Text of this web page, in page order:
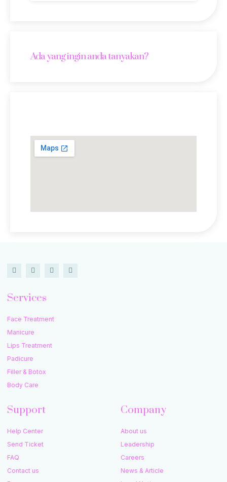
Ada yang ingin anda tanyakan?
Services
Face Treatment
Manicure
Lips Treatment
Padicure
Filler & Botox
Body Care
Support
Help Center
Send Ticket
FAQ
Contact us
Company
About us
Leadership
Careers
News & Article